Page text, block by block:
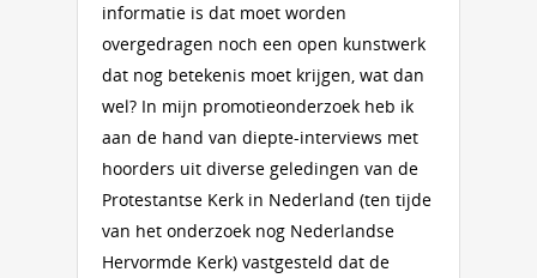
informatie is dat moet worden
overgedragen noch een open kunstwerk
dat nog betekenis moet krijgen, wat dan
wel? In mijn promotieonderzoek heb ik
aan de hand van diepte-interviews met
hoorders uit diverse geledingen van de
Protestantse Kerk in Nederland (ten tijde
van het onderzoek nog Nederlandse
Hervormde Kerk) vastgesteld dat de